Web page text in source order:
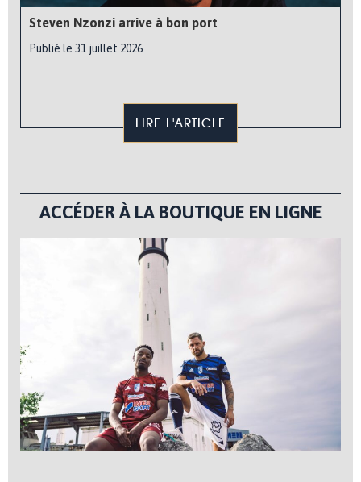
Steven Nzonzi arrive à bon port
Publié le 31 juillet 2026
LIRE L'ARTICLE
ACCÉDER À LA BOUTIQUE EN LIGNE